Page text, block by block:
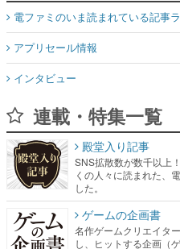
電ファミのいま読まれている記事
アプリセール情報
インタビュー
連載・特集一覧
殿堂入り記事
SNS拡散数が数千以上
くの人々に読まれた、
した。
ゲームの企画書
名作ゲームクリエイタ
し、ヒットする企画（